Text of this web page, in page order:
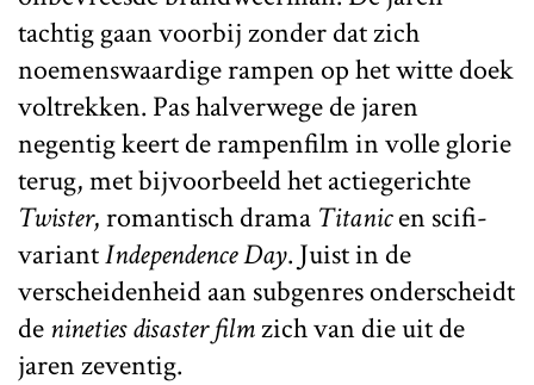
tachtig gaan voorbij zonder dat zich
noemenswaardige rampen op het witte doek
voltrekken. Pas halverwege de jaren
negentig keert de rampenfilm in volle glorie
terug, met bijvoorbeeld het actiegerichte
Twister, romantisch drama Titanicen scifi-
variantIndependence Day. Juist in de
verscheidenheid aan subgenres onderscheidt
denineties disaster filmzich van die uit de
jaren zeventig.